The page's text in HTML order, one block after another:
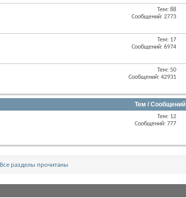
Тем: 88
Сообщений: 2773
Тем: 17
Сообщений: 6974
Тем: 50
Сообщений: 42931
Тем / Сообщений
Тем: 12
Сообщений: 777
Все разделы прочитаны